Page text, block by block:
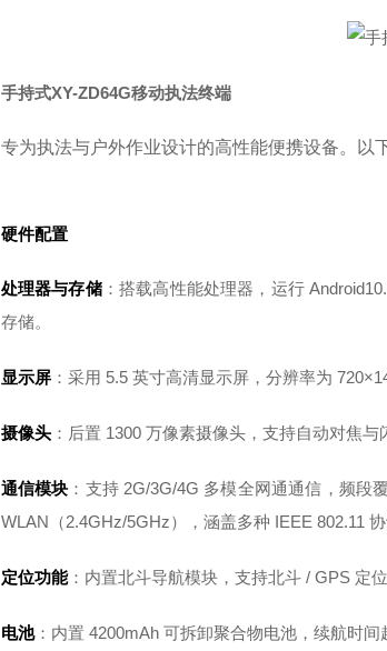
手持式XY-ZD64G移动执法终端
专为执法与户外作业设计的高性能便携设备。以
硬件配置
处理器与存储：搭载高性能处理器，运行
存储。
显示屏：采用 5.5 英寸高清显示屏，分辨率为
摄像头：后置 1300 万像素摄像头，支持自动对焦与
通信模块 ：支持 2G/3G/4G 多模全网通通信，频段
WLAN（2.4GHz/5GHz），涵盖多种 IEEE 802.11 协
定位功能：内置北斗导航模块，支持北斗 / GPS 定
电池：内置 4200mAh 可拆卸聚合物电池，续航时间